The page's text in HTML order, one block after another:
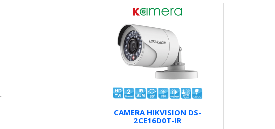
CAMERA HIKVISION DS-
2CE16D0T-IR